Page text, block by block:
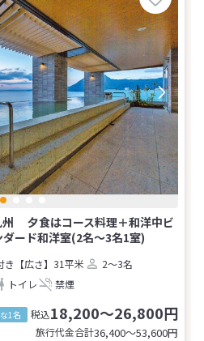
夕食はコース料理＋和洋中ビ
ード和洋室(2名～3名1室)
き 【広さ】31平米
2～3名
トイレ 禁煙
1名 税込18,200～26,800円
旅行代金合計36,400〜53,600円